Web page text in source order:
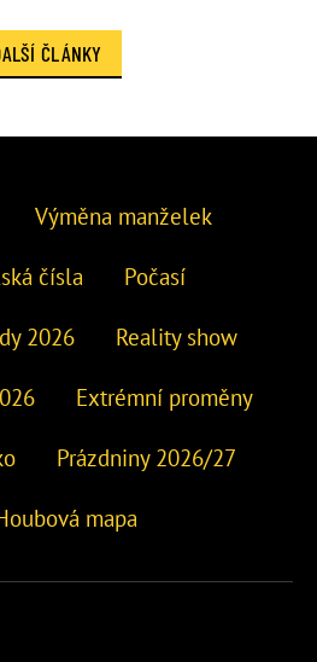
ČLÁNKY
Výměna manželek
čísla Počasí
2026 Reality show
Extrémní proměny
Prázdniny 2026/27
mapa